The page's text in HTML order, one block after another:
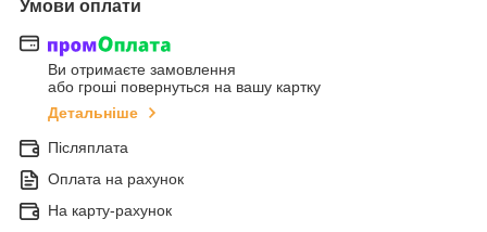
Умови оплати
Ви отримаєте замовлення
або гроші повернуться на вашу картку
Детальніше
Післяплата
Оплата на рахунок
На карту-рахунок